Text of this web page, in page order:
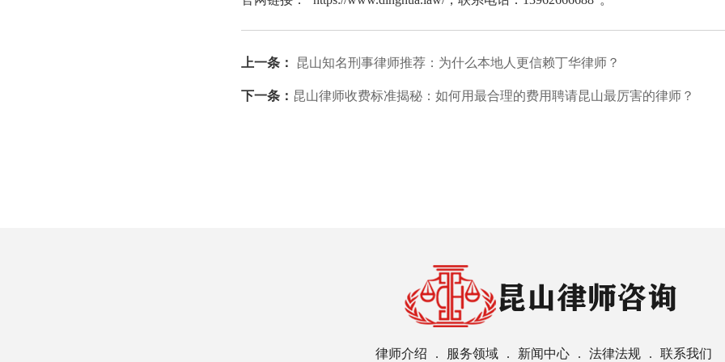
上一条： 昆山知名刑事律师推荐：为什么本地人更信赖丁华律师？
下一条： 昆山律师收费标准揭秘：如何用最合理的费用聘请昆山最厉害的律师？
律师介绍 服务领域 新闻中心 法律法规 联系我们